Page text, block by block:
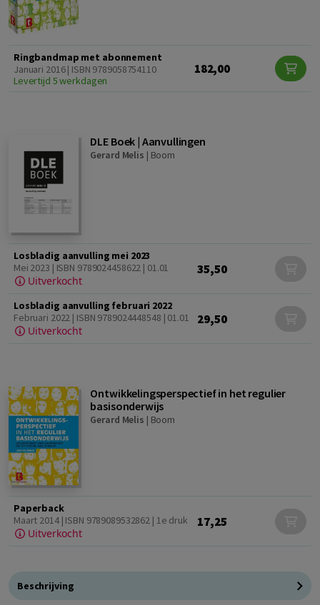
Ringbandmap met abonnement
Januari 2016 | ISBN 9789058754110
Levertijd 5 werkdagen
182,00
DLE Boek | Aanvullingen
Gerard Melis | Boom
Losbladig aanvulling mei 2023
Mei 2023 | ISBN 9789024458622 | 01.01
Uitverkocht
35,50
Losbladig aanvulling februari 2022
Februari 2022 | ISBN 9789024448548 | 01.01
Uitverkocht
29,50
Ontwikkelingsperspectief in het regulier
basisonderwijs
Gerard Melis | Boom
Paperback
Maart 2014 | ISBN 9789089532862 | 1e druk
Uitverkocht
17,25
Beschrijving